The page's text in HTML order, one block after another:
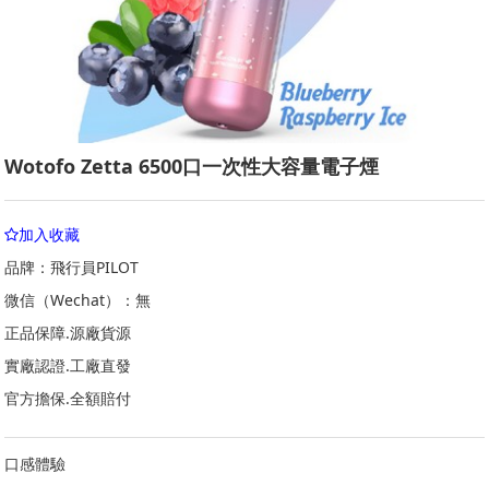
Wotofo Zetta 6500口一次性大容量電子煙
加入收藏
品牌：飛行員PILOT
微信（Wechat）：無
正品保障.源廠貨源
實廠認證.工廠直發
官方擔保.全額賠付
口感體驗